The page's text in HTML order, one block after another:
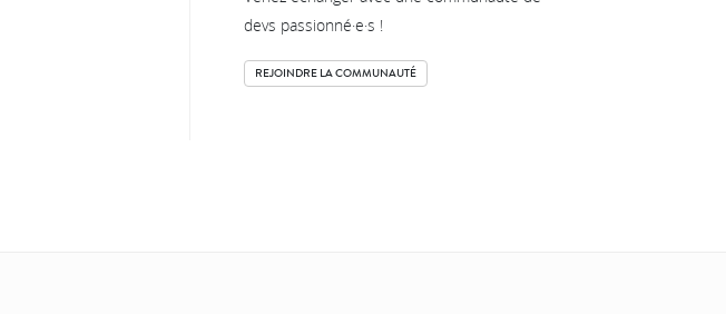
devs passionné·e·s !
REJOINDRE LA COMMUNAUTÉ